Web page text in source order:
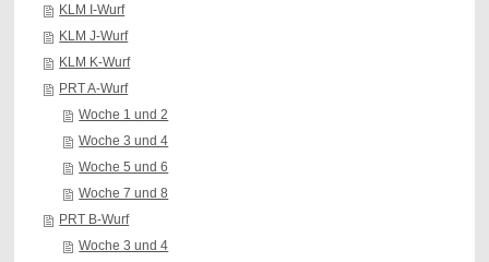
KLM I-Wurf
KLM J-Wurf
KLM K-Wurf
PRT A-Wurf
Woche 1 und 2
Woche 3 und 4
Woche 5 und 6
Woche 7 und 8
PRT B-Wurf
Woche 3 und 4